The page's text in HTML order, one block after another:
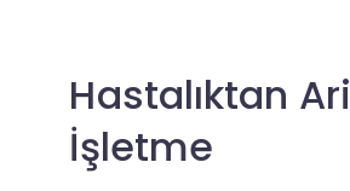
Hastalıktan Ari
İşletme